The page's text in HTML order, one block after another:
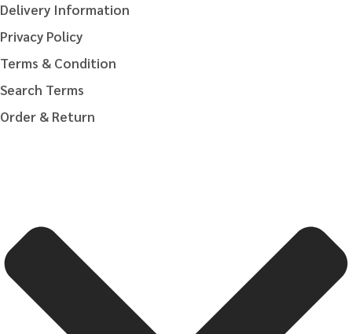
Delivery Information
Privacy Policy
Terms & Condition
Search Terms
Order & Return